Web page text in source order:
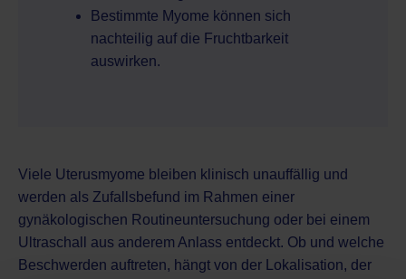
Bestimmte Myome können sich
nachteilig auf die Fruchtbarkeit
auswirken.
Viele Uterusmyome bleiben klinisch unauffällig und
werden als Zufallsbefund im Rahmen einer
gynäkologischen Routineuntersuchung oder bei einem
Ultraschall aus anderem Anlass entdeckt. Ob und welche
Beschwerden auftreten, hängt von der Lokalisation, der